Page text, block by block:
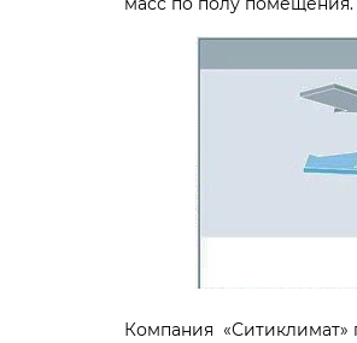
Компания «Ситиклимат»